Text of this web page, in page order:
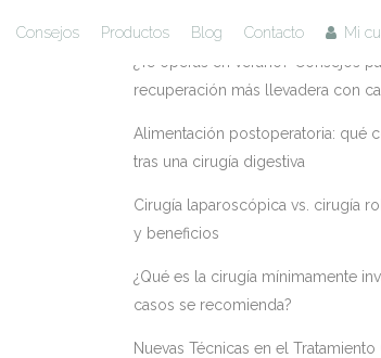
Consejos Productos Blog Contacto Mi
¿Te operas en verano? Consejos
recuperación más llevadera con
Alimentación postoperatoria: qué
tras una cirugía digestiva
Cirugía laparoscópica vs. cirugía
y beneficios
¿Qué es la cirugía mínimamente
casos se recomienda?
Nuevas Técnicas en el